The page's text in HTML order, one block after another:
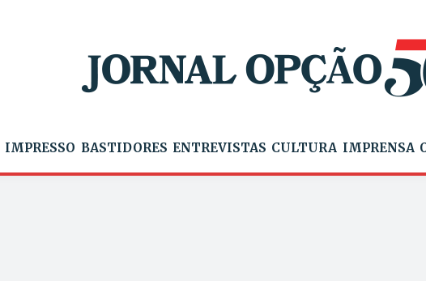
IMPRESSO BASTIDORES ENTREVISTAS CULTURA IMPRENSA